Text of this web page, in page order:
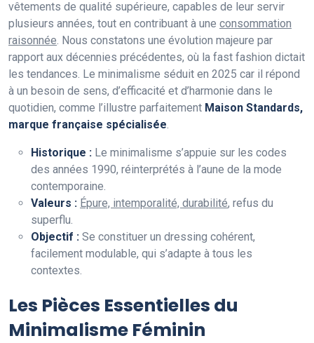
vêtements de qualité supérieure, capables de leur servir
plusieurs années, tout en contribuant à une consommation
raisonnée . Nous constatons une évolution majeure par
rapport aux décennies précédentes, où la fast fashion dictait
les tendances. Le minimalisme séduit en 2025 car il répond
à un besoin de sens, d’efficacité et d’harmonie dans le
quotidien, comme l’illustre parfaitement Maison Standards,
marque française spécialisée
Historique : Le minimalisme s’appuie sur les codes
des années 1990, réinterprétés à l’aune de la mode
contemporaine.
Valeurs : Épure, intemporalité, durabilité, refus du
superflu.
Objectif : Se constituer un dressing cohérent,
facilement modulable, qui s’adapte à tous les
contextes.
Les Pièces Essentielles du
Minimalisme Féminin